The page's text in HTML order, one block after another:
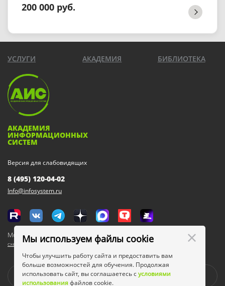
200 000 руб.
УСЛУГИ АКАДЕМИЯ БИБЛИОТЕКА
АКАДЕМИЯ
ИНФОРМАЦИОННЫХ
СИСТЕМ
Версия для слабовидящих
8 (495) 120-04-02
Info@infosystem.ru
Москва, 111123, ул. Плеханова, 4а
схема проезда
Мы используем файлы cookie
Чтобы улучшить работу сайта и предоставить вам
больше возможностей для обучения. Продолжая
использовать сайт, вы соглашаетесь сусловиями
использованияфайлов cookie.